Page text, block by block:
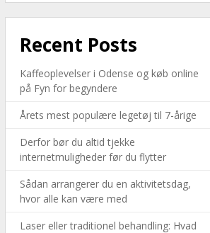
Recent Posts
Kaffeoplevelser i Odense og køb online
på Fyn for begyndere
Årets mest populære legetøj til 7-årige
Derfor bør du altid tjekke
internetmuligheder før du flytter
Sådan arrangerer du en aktivitetsdag,
hvor alle kan være med
Laser eller traditionel behandling: Hvad